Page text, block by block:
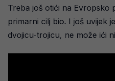
Treba još otići na Evropsko
primarni cilj bio. I još uvijek
dvojicu-trojicu, ne može ići